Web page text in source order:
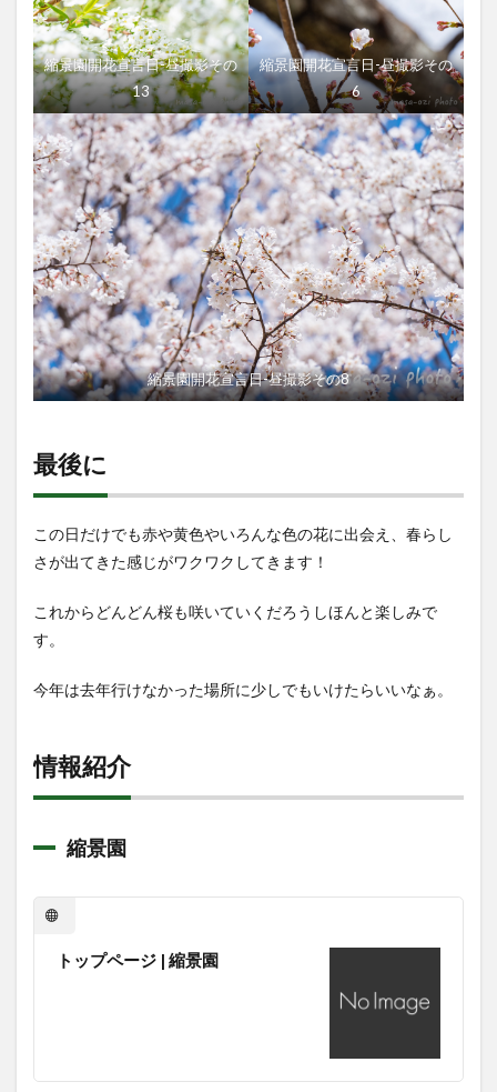
縮景園開花宣言日-昼撮影その
13
縮景園開花宣言日-昼撮影その
6
縮景園開花宣言日-昼撮影その8
最後に
この日だけでも赤や黄色やいろんな色の花に出会え、春らし
さが出てきた感じがワクワクしてきます！
これからどんどん桜も咲いていくだろうしほんと楽しみで
す。
今年は去年行けなかった場所に少しでもいけたらいいなぁ。
情報紹介
縮景園
トップページ | 縮景園